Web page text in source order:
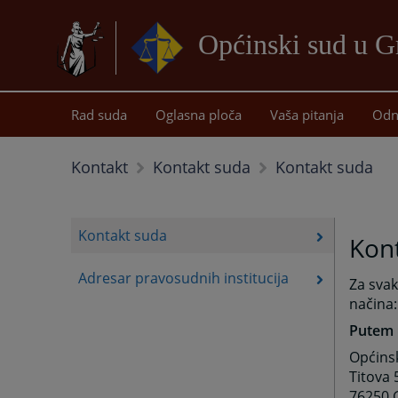
Općinski sud u
Rad suda Oglasna ploča Vaša pitanja
Kontakt Kontakt suda Kontakt suda
Kontakt suda
Adresar pravosudnih institucija
Za
načina:
Putem
Titova